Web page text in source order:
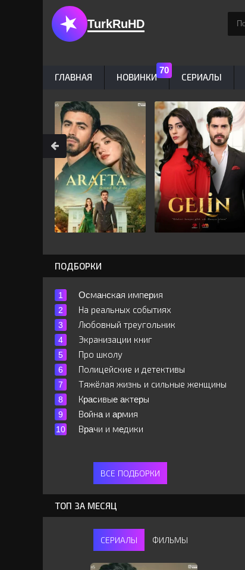
ПОДБОРКИ
Ocмaнcкaя импepия
На реальных событиях
Любовный треугольник
Экранизации книг
Про школу
Полицейские и детективы
Тяжёлая жизнь и сильные женщины
Кpacивыe aктepы
Вoйнa и apмия
Вpaчи и мeдики
ВСЕ ПОДБОРКИ
ТОП ЗА МЕСЯЦ
СЕРИАЛЫ ФИЛЬМЫ
TurkRuHD
ГЛАВНАЯ НОВИНКИ СЕРИАЛЫ